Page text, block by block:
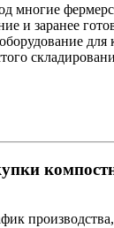
многие
и заранее
для